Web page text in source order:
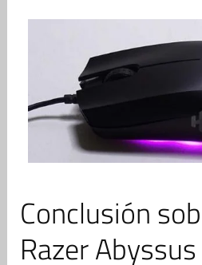
Conclusión
Razer